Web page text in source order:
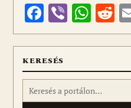
Facebook
Viber
KERESÉS
Keresés: